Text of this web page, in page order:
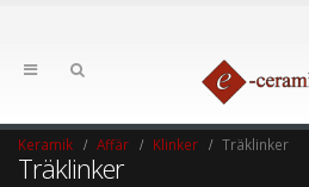
Keramik Affär Klinker Träklinker
Träklinker